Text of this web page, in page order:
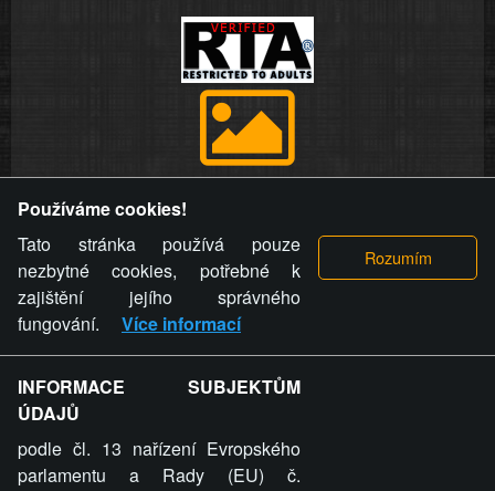
videa a komentáře. Osoba, které se toto opatření provozovatele
stránky týče, ani osoba, která umístila fotografii nebo video na
stránku, nemůže z důvodu odstranění fotografie, videa nebo
komentáře pro výše uvedenou okolnost uplatnit vůči
provozovateli stránky žádný nárok na náhradu škody nebo
nemajetkové újmy.
ZVRÁCENÝ.CZ - Svět není zvrácenej. To jen
ty lidi...
Používáme cookies!
Tato stránka používá pouze
nezbytné cookies, potřebné k
zajištění jejího správného
fungování.
Více informací
INFORMACE SUBJEKTŮM
ÚDAJŮ
podle čl. 13 nařízení Evropského
parlamentu a Rady (EU) č.